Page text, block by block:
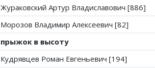
Жураковский Артур Владиславович [886]
Морозов Владимир Алексеевич [82]
прыжок в высоту
Кудрявцев Роман Евгеньевич [194]